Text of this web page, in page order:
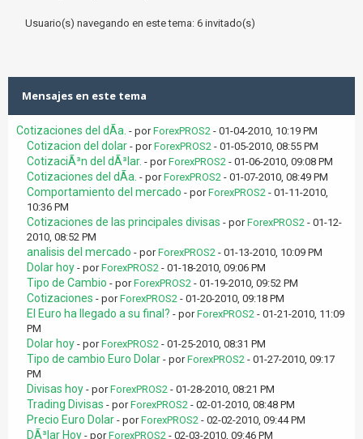
Usuario(s) navegando en este tema: 6 invitado(s)
Mensajes en este tema
Cotizaciones del dÃ­a. - porForexPROS2 - 01-04-2010, 10:19 PM
Cotizacion del dolar - porForexPROS2 - 01-05-2010, 08:55 PM
CotizaciÃ³n del dÃ³lar. - porForexPROS2 - 01-06-2010, 09:08 PM
Cotizaciones del dÃ­a. - porForexPROS2 - 01-07-2010, 08:49 PM
Comportamiento del mercado - porForexPROS2 - 01-11-2010,
10:36 PM
Cotizaciones de las principales divisas - porForexPROS2 - 01-12-
2010, 08:52 PM
analisis del mercado - porForexPROS2 - 01-13-2010, 10:09 PM
Dolar hoy - porForexPROS2 - 01-18-2010, 09:06 PM
Tipo de Cambio - porForexPROS2 - 01-19-2010, 09:52 PM
Cotizaciones - porForexPROS2 - 01-20-2010, 09:18 PM
El Euro ha llegado a su final? - porForexPROS2 - 01-21-2010, 11:09
PM
Dolar hoy - porForexPROS2 - 01-25-2010, 08:31 PM
Tipo de cambio Euro Dolar - porForexPROS2 - 01-27-2010, 09:17
PM
Divisas hoy - porForexPROS2 - 01-28-2010, 08:21 PM
Trading Divisas - porForexPROS2 - 02-01-2010, 08:48 PM
Precio Euro Dolar - porForexPROS2 - 02-02-2010, 09:44 PM
DÃ³lar Hoy - porForexPROS2 - 02-03-2010, 09:46 PM